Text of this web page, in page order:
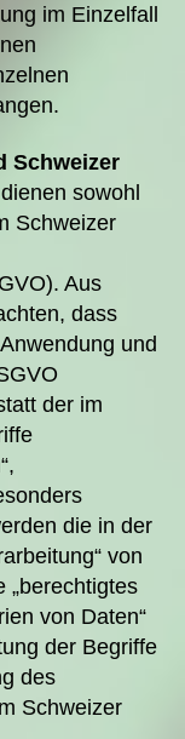
im Einzelfall
Schweizer
sowohl
Schweizer
Aus
dass
und
der im
die in der
von
„berechtigtes
von Daten“
der Begriffe
des
Schweizer